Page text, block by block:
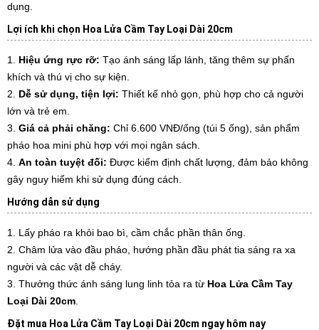
dụng.
Lợi ích khi chọn Hoa Lửa Cầm Tay Loại Dài 20cm
Hiệu ứng rực rỡ: Tạo ánh sáng lấp lánh, tăng thêm sự phấn
khích và thú vị cho sự kiện.
Dễ sử dụng, tiện lợi: Thiết kế nhỏ gọn, phù hợp cho cả người
lớn và trẻ em.
Giá cả phải chăng: Chỉ 6.600 VNĐ/ống (túi 5 ống), sản phẩm
pháo hoa mini phù hợp với mọi ngân sách.
An toàn tuyệt đối: Được kiểm định chất lượng, đảm bảo không
gây nguy hiểm khi sử dụng đúng cách.
Hướng dẫn sử dụng
Lấy pháo ra khỏi bao bì, cầm chắc phần thân ống.
Châm lửa vào đầu pháo, hướng phần đầu phát tia sáng ra xa
người và các vật dễ cháy.
Thưởng thức ánh sáng lung linh tỏa ra từ Hoa Lửa Cầm Tay
Loại Dài 20cm
Đặt mua Hoa Lửa Cầm Tay Loại Dài 20cm ngay hôm nay